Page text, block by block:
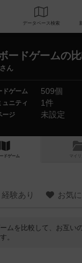
データベース
ードゲームの
ん
ドゲーム 509個
ュニティ 1件
ージ 未設定
ドゲーム マイリ
経験あり お気
ムを比較して、お互
。